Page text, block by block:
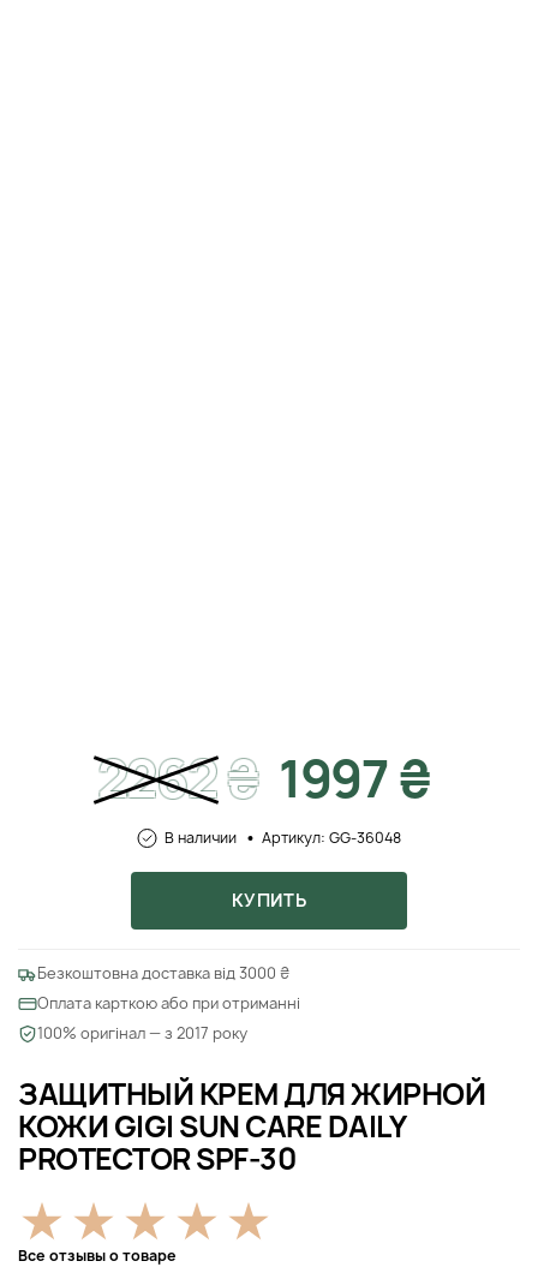
ЗАЩИТНЫЙ КРЕМ ДЛЯ ЖИРНОЙ
КОЖИ GIGI SUN CARE DAILY
PROTECTOR SPF-30
Все отзывы о товаре
2262₴ 1997 ₴
В наличии Артикул: GG-36048
КУПИТЬ
Безкоштовна доставка від 3000 ₴
Оплата карткою або при отриманні
100% оригінал — з 2017 року